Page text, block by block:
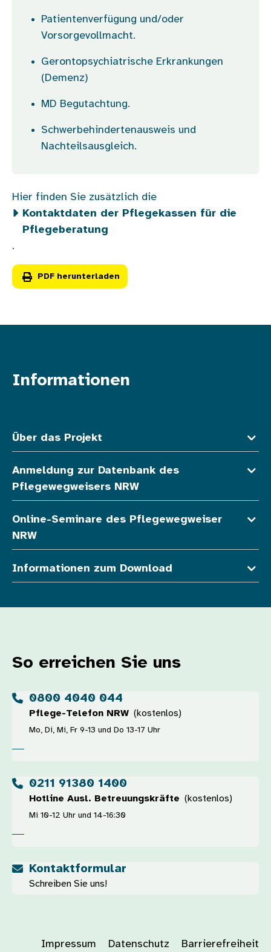
Patientenverfügung und/oder
Vorsorgevollmacht.
Gerontopsychiatrische Erkrankungen
(Demenz)
MD Begutachtung.
Schwerbehindertenausweis und
Nachteilsausgleich.
Hier finden Sie zusätzlich die
Kontaktdaten der Pflegekassen für die
Pflegeberatung
.
PDF herunterladen
Informationen
Über das Projekt
Anmeldung zur Datenbank des
Pflegewegweisers NRW
Online-Seminare des Pflegewegweiser
NRW
Informationen zum Download
So erreichen Sie uns
0800 4040 044
Pflege-Telefon NRW (kostenlos)
Mo, Di, Mi, Fr 9-13 und Do 13-17 Uhr
0211 91380 1400
Hotline Ausl. Betreuungskräfte (kostenlos)
Mi 10-12 Uhr und 14-16:30
Kontaktformular
Schreiben Sie uns!
Impressum Datenschutz Barrierefreiheit